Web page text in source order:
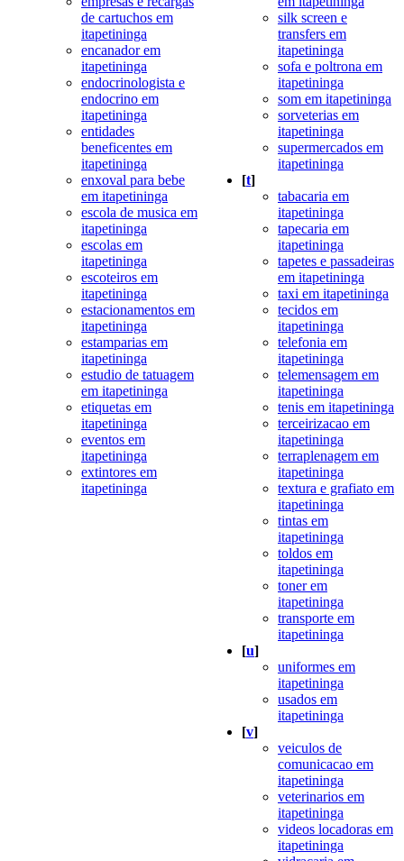
de cartuchos em
itapetininga
encanador em
itapetininga
endocrinologista e
endocrino em
itapetininga
entidades
beneficentes em
itapetininga
enxoval para bebe
em itapetininga
escola de musica em
itapetininga
escolas em
itapetininga
escoteiros em
itapetininga
estacionamentos em
itapetininga
estamparias em
itapetininga
estudio de tatuagem
em itapetininga
etiquetas em
itapetininga
eventos em
itapetininga
extintores em
itapetininga
silk screen e
transfers em
itapetininga
sofa e poltrona em
itapetininga
som em itapetininga
sorveterias em
itapetininga
supermercados em
itapetininga
[t]
tabacaria em
itapetininga
tapecaria em
itapetininga
tapetes e passadeiras
em itapetininga
taxi em itapetininga
tecidos em
itapetininga
telefonia em
itapetininga
telemensagem em
itapetininga
tenis em itapetininga
terceirizacao em
itapetininga
terraplenagem em
itapetininga
textura e grafiato em
itapetininga
tintas em
itapetininga
toldos em
itapetininga
toner em
itapetininga
transporte em
itapetininga
[u]
uniformes em
itapetininga
usados em
itapetininga
[v]
veiculos de
comunicacao em
itapetininga
veterinarios em
itapetininga
videos locadoras em
itapetininga